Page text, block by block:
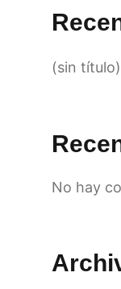
(sin título)
No hay